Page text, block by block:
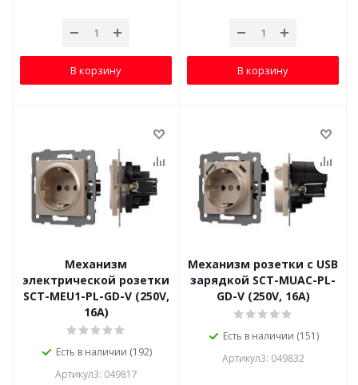
В корзину В корзину
Механизм
электрической розетки
SCT-MEU1-PL-GD-V (250V,
16A)
Есть в наличии (192)
Артикул3: 049817
Механизм розетки с USB
зарядкой SCT-MUAC-PL-
GD-V (250V, 16A)
Есть в наличии (151)
Артикул3: 049832